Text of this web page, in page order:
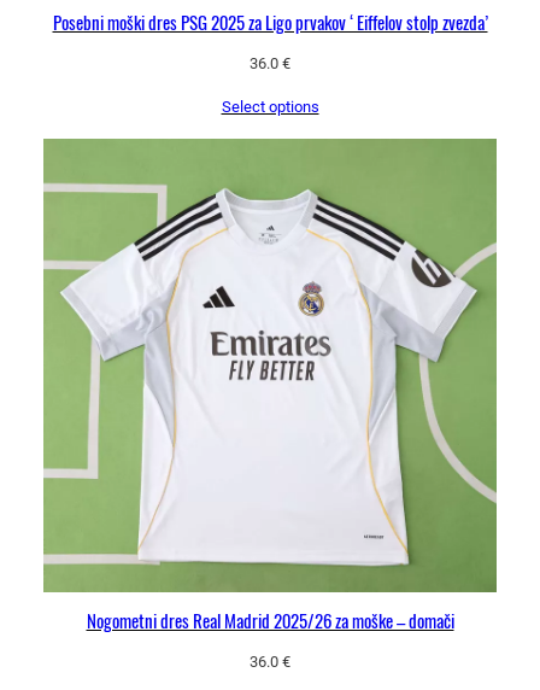
Posebni moški dres PSG 2025 za Ligo prvakov ‘Eiffelov stolp zvezda’
36.0 €
Select options
Nogometni dres Real Madrid 2025/26 za moške – domači
36.0 €